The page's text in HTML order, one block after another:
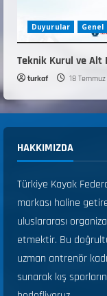
Duyurular Genel
Teknik Kurul ve
turkaf 18
HAKKIMIZDA
Türkiye Kayak
markası haline
uluslararası
etmektir. Bu
uzman antrenör
sunarak kış